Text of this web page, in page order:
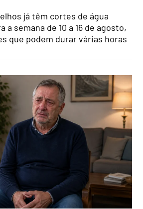
já têm cortes de água
a semana de 10 a 16 de agosto,
que podem durar várias horas